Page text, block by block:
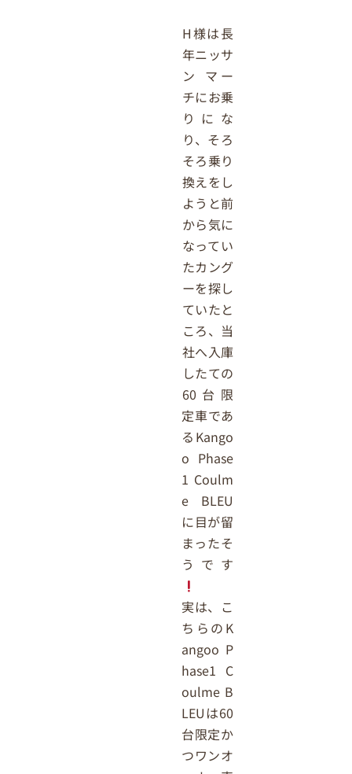
H様は長
年ニッサ
ン マー
チにお乗
りにな
り、そろ
そろ乗り
換えをし
ようと前
から気に
なってい
たカング
ーを探し
ていたと
ころ、当
社へ入庫
したての
60台限
定車であ
るKango
o Phase
1 Coulm
e BLEU
に目が留
まったそ
うです
実は、こ
ちらのK
angoo P
hase1 C
oulme B
LEUは60
台限定か
つワンオ